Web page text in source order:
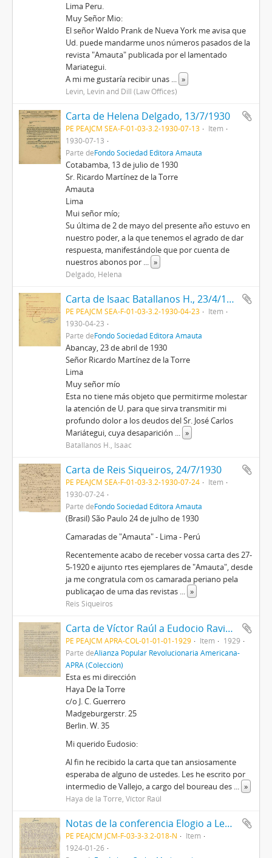
Lima Peru.
Muy Señor Mio:
El señor Waldo Prank de Nueva York me avisa que
Ud. puede mandarme unos números pasados de la
revista "Amauta" publicada por el lamentado
Mariategui.
A mi me gustaría recibir unas ... »
Levin, Levin and Dill (Law Offices)
Carta de Helena Delgado, 13/7/1930
PE PEAJCM SEA-F-01-03-3.2-1930-07-13
Item
1930-07-13
Parte deFondo Sociedad Editora Amauta
Cotabamba, 13 de julio de 1930
Sr. Ricardo Martínez de la Torre
Amauta
Lima
Mui señor mío;
Su última de 2 de mayo del presente año estuvo en
nuestro poder, a la que tenemos el agrado de dar
respuesta, manifestándole que por cuenta de
nuestros abonos por ... »
Delgado, Helena
Carta de Isaac Batallanos H., 23/4/1930
PE PEAJCM SEA-F-01-03-3.2-1930-04-23
Item
1930-04-23
Parte deFondo Sociedad Editora Amauta
Abancay, 23 de abril de 1930
Señor Ricardo Martínez de la Torre
Lima
Muy señor mío
Esta no tiene más objeto que permitirme molestar
la atención de U. para que sirva transmitir mi
profundo dolor a los deudos del Sr. José Carlos
Mariátegui, cuya desaparición ... »
Batallanos H., Isaac
Carta de Reis Siqueiros, 24/7/1930
PE PEAJCM SEA-F-01-03-3.2-1930-07-24
Item
1930-07-24
Parte deFondo Sociedad Editora Amauta
(Brasil) São Paulo 24 de julho de 1930
Camaradas de "Amauta" - Lima - Perú
Recentemente acabo de receber vossa carta des 27-
5-1920 e aijunto rtes ejemplares de "Amauta", desde
ja me congratula com os camarada periano pela
publicaçao de uma das revistas ... »
Reis Siqueiros
Carta de Víctor Raúl a Eudocio Ravines, 1929
PE PEAJCM APRA-COL-01-01-01-1929 Item
1929
Parte deAlianza Popular Revolucionaria Americana-
APRA (Colección)
Esta es mi dirección
Haya De la Torre
c/o J. C. Guerrero
Madgeburgerstr. 25
Berlin. W. 35
Mi querido Eudosio:
Al fin he recibido la carta que tan ansiosamente
esperaba de alguno de ustedes. Les he escrito por
intermedio de Vallejo, a cargo del boureau des ... »
Haya de la Torre, Víctor Raúl
Notas de la conferencia Elogio a Lenin
PE PEAJCM JCM-F-03-3-3.2-018-N
Item
1924-01-26